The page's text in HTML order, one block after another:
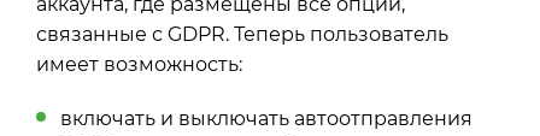
связанные с GDPR. Теперь пользователь
имеет возможность:
включать и выключать автоотправления